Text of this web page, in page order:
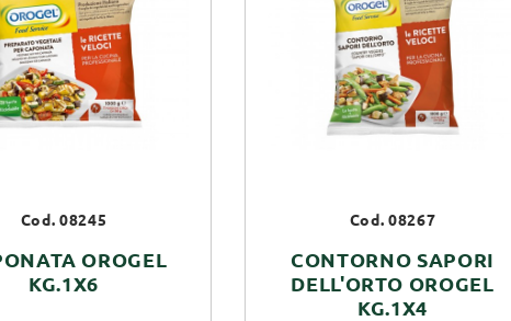
Cod. 08245
OROGEL
KG.1X6
Cod. 08267
CONTORNO SAPORI
DELL'ORTO OROGEL
KG.1X4